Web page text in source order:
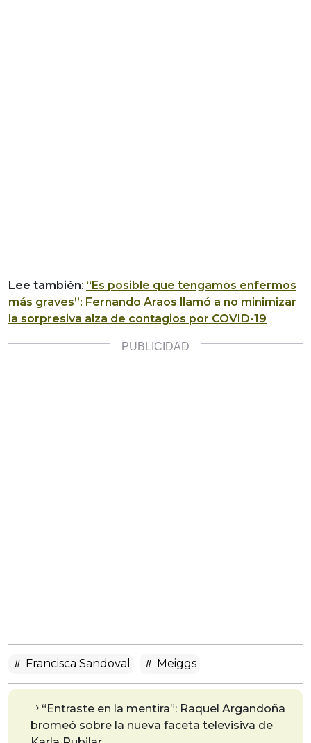
Lee también: “Es posible que tengamos enfermos
más graves”: Fernando Araos llamó a no minimizar
la sorpresiva alza de contagios por COVID-19
Francisca Sandoval Meiggs
“Entraste en la mentira”: Raquel Argandoña
bromeó sobre la nueva faceta televisiva de